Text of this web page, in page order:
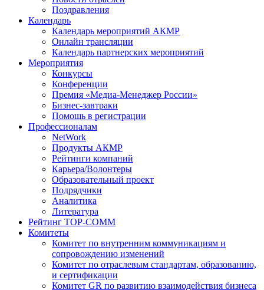
Поздравления
Календарь
Календарь мероприятий АКМР
Онлайн трансляции
Календарь партнерских мероприятий
Мероприятия
Конкурсы
Конференции
Премия «Медиа-Менеджер России»
Бизнес-завтраки
Помощь в регистрации
Профессионалам
NetWork
Продукты АКМР
Рейтинги компаний
Карьера/Волонтеры
Образовательный проект
Подрядчики
Аналитика
Литература
Рейтинг TOP-COMM
Комитеты
Комитет по внутренним коммуникациям и
сопровождению изменений
Комитет по отраслевым стандартам, образованию,
и сертификации
Комитет GR по развитию взаимодействия бизнеса